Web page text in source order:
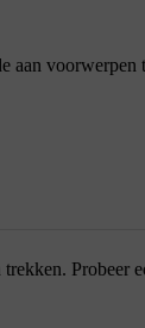
aan voorwerpen
Probeer